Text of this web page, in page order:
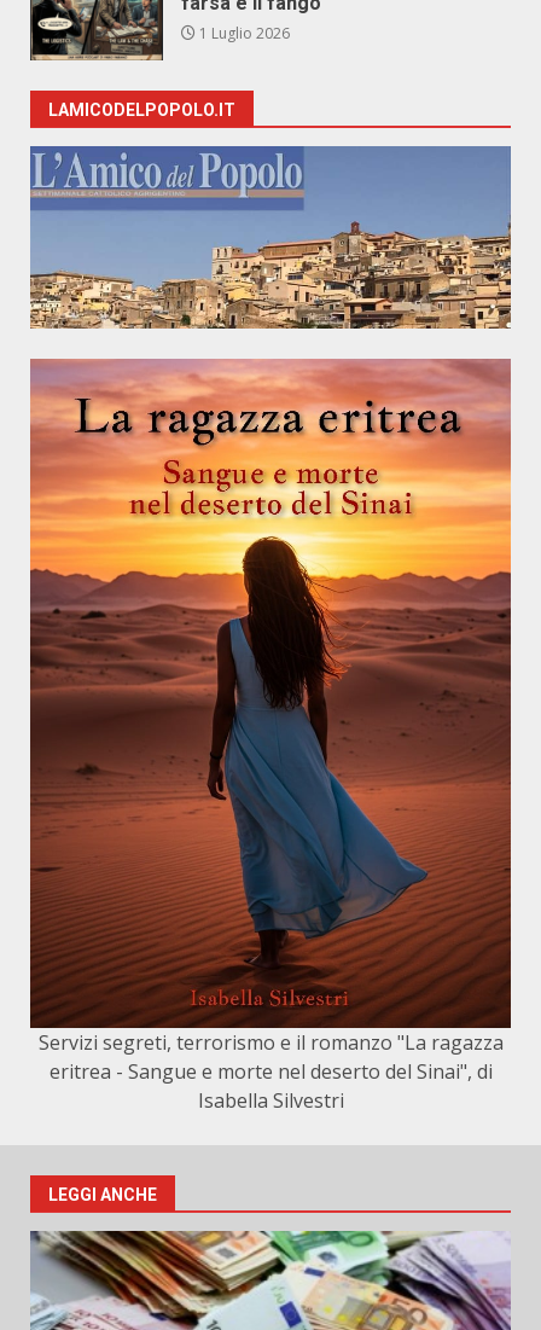
1 Luglio 2026
LAMICODELPOPOLO.IT
Servizi segreti, terrorismo e il romanzo "La ragazza
eritrea - Sangue e morte nel deserto del Sinai", di
Isabella Silvestri
LEGGI ANCHE